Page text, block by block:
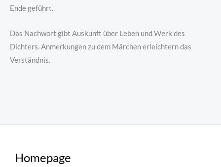
Ende geführt.
Das Nachwort gibt Auskunft über Leben und Werk des
Dichters. Anmerkungen zu dem Märchen erleichtern das
Verständnis.
Homepage